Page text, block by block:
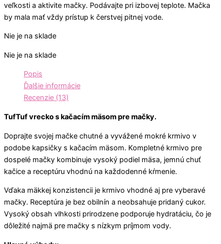
veľkosti a aktivite mačky. Podávajte pri izbovej teplote. Mačka
by mala mať vždy prístup k čerstvej pitnej vode.
Nie je na sklade
Nie je na sklade
Popis
Ďalšie informácie
Recenzie (13)
TufTuf vrecko s kačacím mäsom pre mačky.
Doprajte svojej mačke chutné a vyvážené mokré krmivo v
podobe kapsičky s kačacím mäsom. Kompletné krmivo pre
dospelé mačky kombinuje vysoký podiel mäsa, jemnú chuť
kačice a receptúru vhodnú na každodenné kŕmenie.
Vďaka mäkkej konzistencii je krmivo vhodné aj pre vyberavé
mačky. Receptúra je bez obilnín a neobsahuje pridaný cukor.
Vysoký obsah vlhkosti prirodzene podporuje hydratáciu, čo je
dôležité najmä pre mačky s nízkym príjmom vody.